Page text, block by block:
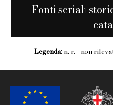
Fonti seriali
Legenda: n. r. - non